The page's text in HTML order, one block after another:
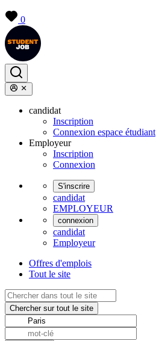
0
candidat
Inscription
Connexion espace étudiant
Employeur
Inscription
Connexion
S'inscrire
candidat
EMPLOYEUR
connexion
candidat
Employeur
Offres d'emplois
Tout le site